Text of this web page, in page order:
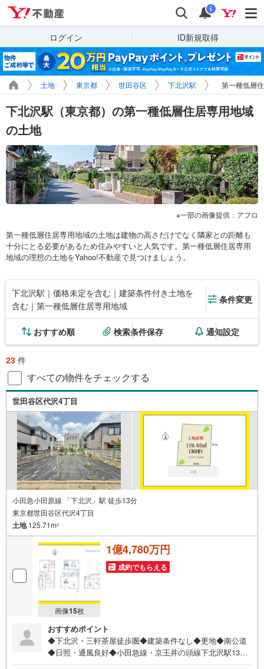
検索 通知
i
ログイン ID新規取得
土地 東京都 世田谷区 下北沢駅 第一種低層
下北沢駅（東京都）の第一種低層住居専用地域
の土地
一部の画像提供：アフロ
第一種低層住居専用地域の土地は建物の高さだけでなく隣家との距離も
十分にとる必要があるため住みやすいと人気です。第一種低層住居専用
地域の理想の土地をYahoo!不動産で見つけましょう。
下北沢駅｜価格未定を含む｜建築条件付き土地を
含む｜第一種低層住居専用地域
条件変更
おすすめ順 検索条件保存 通知設定
23 件
すべての物件をチェックする
世田谷区代沢4丁目
小田急小田原線 「下北沢」駅 徒歩13分
東京都世田谷区代沢4丁目
土地125.71m2
画像15枚
1億4,780万円
成約でもらえる
おすすめポイント
◆下北沢・三軒茶屋徒歩圏◆建築条件なし◆更地◆南公道
◆日照・通風良好◆小田急線・京王井の頭線下北沢駅13分